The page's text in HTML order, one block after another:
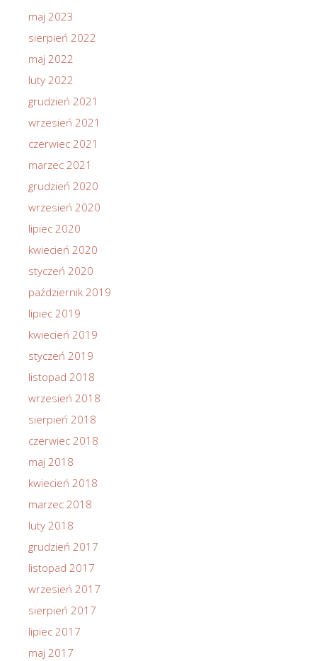
maj 2023
sierpień 2022
maj 2022
luty 2022
grudzień 2021
wrzesień 2021
czerwiec 2021
marzec 2021
grudzień 2020
wrzesień 2020
lipiec 2020
kwiecień 2020
styczeń 2020
październik 2019
lipiec 2019
kwiecień 2019
styczeń 2019
listopad 2018
wrzesień 2018
sierpień 2018
czerwiec 2018
maj 2018
kwiecień 2018
marzec 2018
luty 2018
grudzień 2017
listopad 2017
wrzesień 2017
sierpień 2017
lipiec 2017
maj 2017